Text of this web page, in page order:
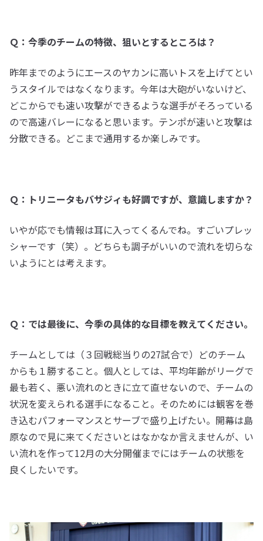
Ｑ：今季のチームの特徴、狙いとするところは？
昨年までのようにエースのヤカンに高いトスを上げてとい
うスタイルではなくなります。今年は大砲がいないけど、
どこからでも速い攻撃ができるような選手がそろっている
ので高速バレーになると思います。テンポが速いと攻撃は
分散できる。どこまで通用するか楽しみです。
Ｑ：トリニータもバサジィも好調ですが、意識しますか？
いやが応でも情報は耳に入ってくるんでね。すごいプレッ
シャーです（笑）。どちらも調子がいいので流れを切らな
いようにとは考えます。
Ｑ：では最後に、今季の具体的な目標を教えてください。
チームとしては（３回戦総当りの27試合で）どのチーム
からも１勝すること。個人としては、平均年齢がリーグで
最も若く、悪い流れのときに立て直せないので、チームの
状況を変えられる選手になること。そのためには観客を巻
き込むパフォーマンスとサーブで盛り上げたい。開幕は島
原なので見に来てくださいとはなかなか言えませんが、い
い流れを作って12月の大分開催までにはチームの状態を
良くしたいです。